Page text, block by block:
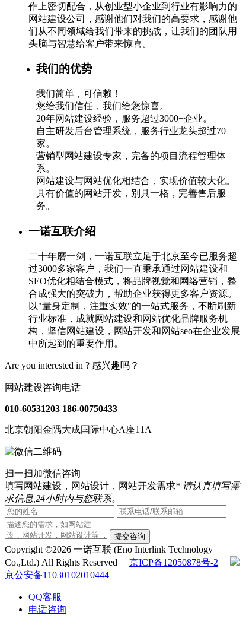
作上密切配合，从创业型小企业到行业有影响力的
网站建设公司，感谢他们对我们的高要求，感谢他
们从不同领域给我们带来的挑战，让我们的团队用
头脑与智慧给客户带来惊喜。
我们的优势
我们简单，可信赖！
您给我们信任，我们给您惊喜。
20年网站建设经验，服务超过3000+企业。
自主研发后台管理系统，服务行业龙头超过70
家。
营销型网站建设专家，完备的项目流程管理体
系。
网站建设与网站优化相结合，实现价值较大化。
具有价值的网站开发，别具一格，完善售后服
务。
一诺互联介绍
二十年磨一剑，一诺互联立足于北京至今已服务超
过3000多家客户，我们一直秉承通过网站建设和
SEO优化相结合模式，将品牌视觉和网络营销，整
合成强大的突破力，帮助企业获得更多客户资源。
以"量身定制，注重实效"的一站式服务，不断刷新
行业标准，成就网站建设和网站优化品牌服务机
构，坚信网站建设，网站开发和网站seo在企业发展
中所起到的重要作用。
Are you interested in ? 感兴趣吗？
网站建设咨询电话
010-60531203 186-00750433
北京朝阳金隅大成国际中心A座11A
扫一扫加微信咨询
填写网站建设，网站设计，网站开发需求* 请认真填写需
求信息,24小时内与您联系。
提交咨询
Copyright ©2026 一诺互联 (Eno Interlink Technology
Co.,Ltd.) All Rights Reserved 京ICP备12050878号-2
京公安备11030102010444
QQ客服
电话咨询